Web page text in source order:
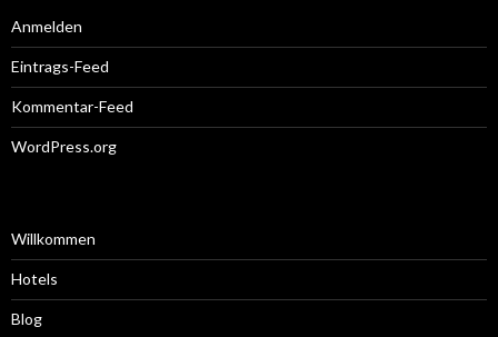
Anmelden
Eintrags-Feed
Kommentar-Feed
WordPress.org
Willkommen
Hotels
Blog